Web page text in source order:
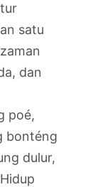
satu
dan
poé,
bonténg
dulur,